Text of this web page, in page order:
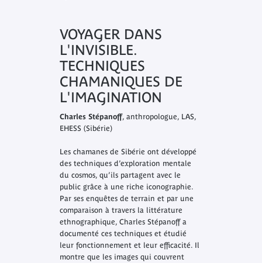
VOYAGER DANS
L'INVISIBLE.
TECHNIQUES
CHAMANIQUES DE
L'IMAGINATION
Charles Stépanoff, anthropologue, LAS,
EHESS (Sibérie)
Les chamanes de Sibérie ont développé
des techniques d’exploration mentale
du cosmos, qu’ils partagent avec le
public grâce à une riche iconographie.
Par ses enquêtes de terrain et par une
comparaison à travers la littérature
ethnographique, Charles Stépanoff a
documenté ces techniques et étudié
leur fonctionnement et leur efficacité. Il
montre que les images qui couvrent